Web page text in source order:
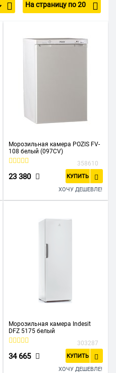
На страницу по 20
Морозильная камера POZIS FV-
108 белый (097CV)
358610
23 380 КУПИТЬ
ХОЧУ ДЕШЕВЛЕ!
Морозильная камера Indesit
DFZ 5175 белый
303287
34 665 КУПИТЬ
ХОЧУ ДЕШЕВЛЕ!